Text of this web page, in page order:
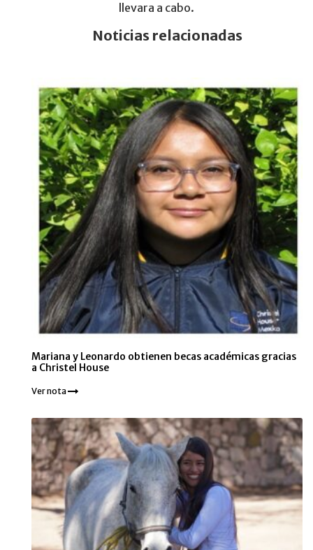
llevara a cabo.
Noticias relacionadas
Mariana y Leonardo obtienen becas académicas gracias
a Christel House
Ver nota